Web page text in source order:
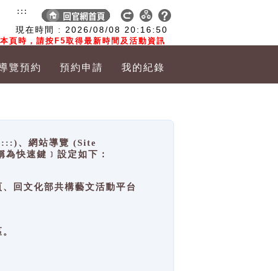
現在時間 : 2026/08/08 20:16:50
頁時，請按F5取得最新時間及活動資訊
:::
覽預約 預約申請 我的紀錄
、網站導覽 (Site
快速鍵﹞設定如下：
文化部共構藝文活動平台